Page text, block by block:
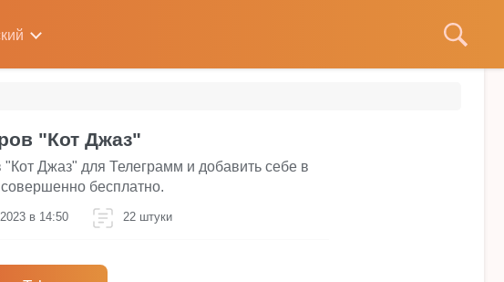
"Кот Джаз"
Джаз" для Телеграмм и добавить себе в
бесплатно.
в 14:50 22 штуки